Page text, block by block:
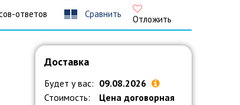
ответов Сравнить Отложить
Доставка
Будет у вас: 09.08.2026
Стоимость:
Цена договорная